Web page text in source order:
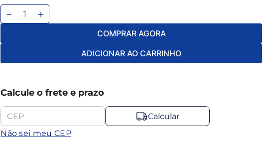
＋
－
COMPRAR AGORA
ADICIONAR AO CARRINHO
Calcule o frete e prazo
Calcular
Não sei meu CEP